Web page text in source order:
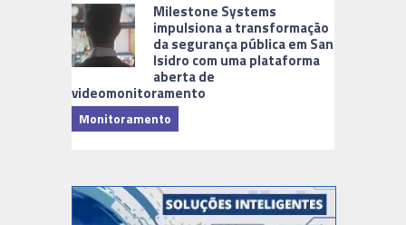
Milestone Systems
impulsiona a transformação
da segurança pública em San
Isidro com uma plataforma
aberta de
videomonitoramento
Monitoramento